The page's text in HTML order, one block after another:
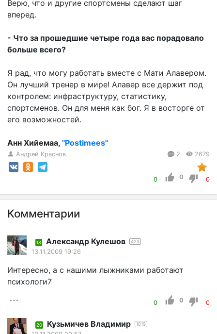
Верю, что и другие спортсмены сделают шаг
вперед.
- Что за прошедшие четыре года вас порадовало
больше всего?
Я рад, что могу работать вместе с Мати Алавером.
Он лучший тренер в мире! Алавер все держит под
контролем: инфраструктуру, статистику,
спортсменов. Он для меня как бог. Я в восторге от
его возможностей.
Анн Хийемаа, "Postimees"
Андрей Краснов 2 2679
0 0 0
Комментарии
18 Александр Кулешов 423
13.11.2009 19:26
Интересно, а с нашими лыжниками работают
психологи7
0 0 0
20 Кузьмичев Владимир 1819